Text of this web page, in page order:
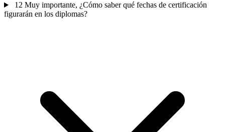
12 Muy importante, ¿Cómo saber qué fechas de certificación
figurarán en los diplomas?